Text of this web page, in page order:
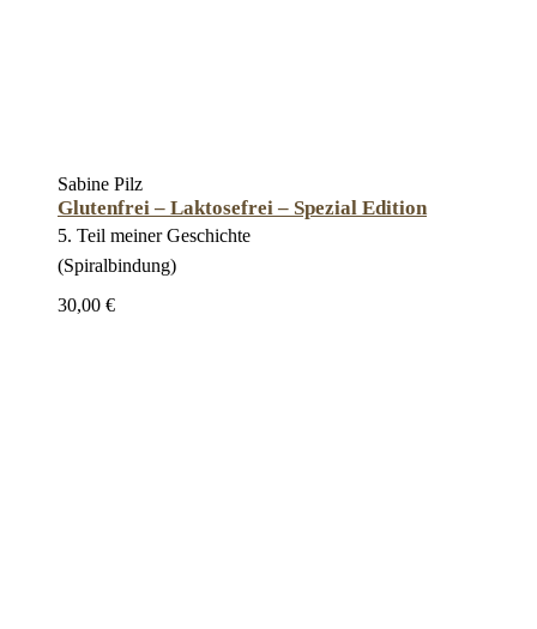
Sabine Pilz
Glutenfrei – Laktosefrei – Spezial Edition
5. Teil meiner Geschichte
(Spiralbindung)
30,00 €